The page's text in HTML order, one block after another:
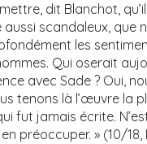
dit Blanchot,
scandaleux, que
les
Qui oserait
avec Sade ? Oui,
tenons là l’œuvre la
fut jamais écrite.
préoccuper. » (10/18,